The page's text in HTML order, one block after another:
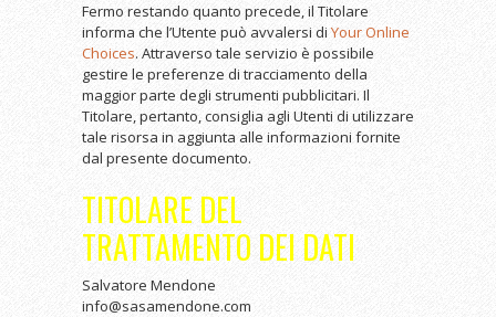
Fermo restando quanto precede, il Titolare
informa che l’Utente può avvalersi diYour Online
Choices. Attraverso tale servizio è possibile
gestire le preferenze di tracciamento della
maggior parte degli strumenti pubblicitari. Il
Titolare, pertanto, consiglia agli Utenti di utilizzare
tale risorsa in aggiunta alle informazioni fornite
dal presente documento.
TITOLARE DEL
TRATTAMENTO DEI DATI
Salvatore Mendone
info@sasamendone.com